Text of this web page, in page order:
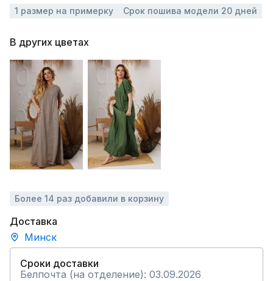
1 размер на примерку Срок пошива модели 20 дней
В других цветах
Более 14 раз добавили в корзину
Доставка
Минск
Сроки доставки
Белпочта (на отделение): 03.09.2026